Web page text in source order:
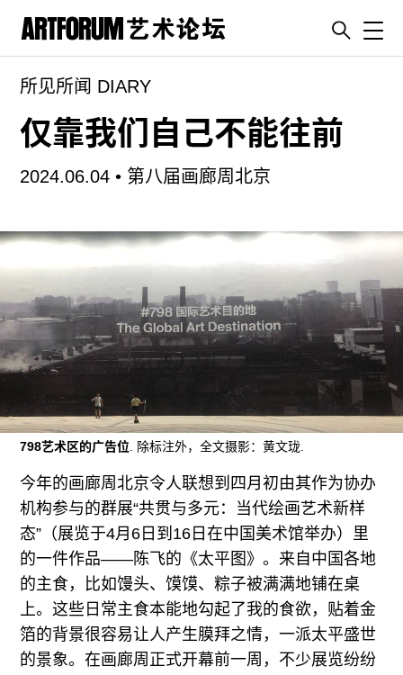
artguide
新闻
展评
杂志
视频
ENGLISH
ART & EDUCATION
广告
订阅
往期内容
联系我们
关注我们
所见所闻 DIARY
仅靠我们自己不能往前
2024.06.04 • 第八届画廊周北京
798艺术区的广告位 . 除标注外，全文摄影：黄文珑.
今年的画廊周北京令人联想到四月初由其作为协办
机构参与的群展“共贯与多元：当代绘画艺术新样
态”（展览于4月6日到16日在中国美术馆举办）里
的一件作品——陈飞的《太平图》。来自中国各地
的主食，比如馒头、馍馍、粽子被满满地铺在桌
上。这些日常主食本能地勾起了我的食欲，贴着金
箔的背景很容易让人产生膜拜之情，一派太平盛世
的景象。在画廊周正式开幕前一周，不少展览纷纷